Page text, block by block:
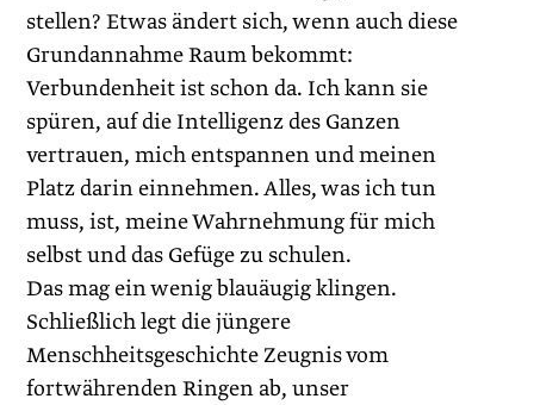
stellen? Etwas ändert sich, wenn auch diese
Grundannahme Raum bekommt:
Verbundenheit ist schon da. Ich kann sie
spüren, auf die Intelligenz des Ganzen
vertrauen, mich entspannen und meinen
Platz darin einnehmen. Alles, was ich tun
muss, ist, meine Wahrnehmung für mich
selbst und das Gefüge zu schulen.
Das mag ein wenig blauäugig klingen.
Schließlich legt die jüngere
Menschheitsgeschichte Zeugnis vom
fortwährenden Ringen ab, unser